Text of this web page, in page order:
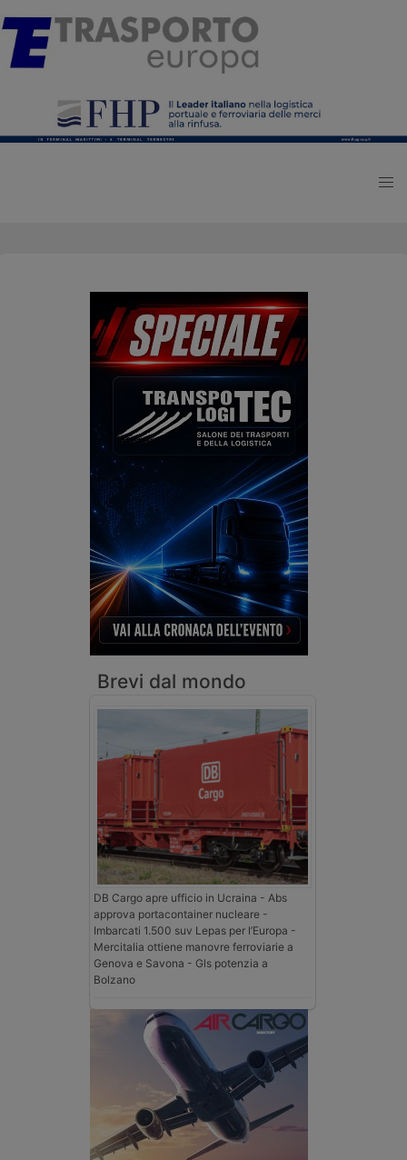
Brevi dal mondo
DB Cargo apre ufficio in Ucraina - Abs
approva portacontainer nucleare -
Imbarcati 1.500 suv Lepas per l’Europa -
Mercitalia ottiene manovre ferroviarie a
Genova e Savona - Gls potenzia a
Bolzano